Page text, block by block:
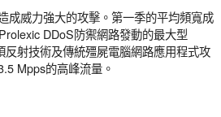
成威力強大的攻擊。第一季的平均頻寬成
DDoS防禦網路發動的最大型
射技術及傳統殭屍電腦網路應用程式攻
Mpps的高峰流量。